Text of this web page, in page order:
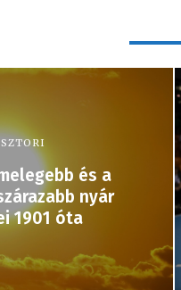
és a
nyár
1901 óta